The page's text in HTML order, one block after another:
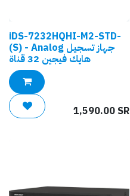
iDS-7232HQHI-M2-STD-
(S) - Analog جهاز تسجيل
هايك فيجين 32 قناة
1,590.00SR